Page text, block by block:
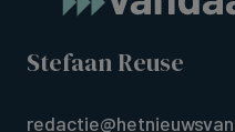
Stefaan Reuse